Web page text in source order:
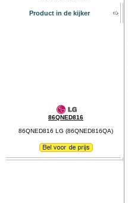
Product in de kijker
86QNED816
86QNED816 LG (86QNED816QA)